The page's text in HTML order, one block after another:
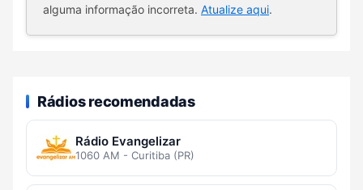
alguma informação incorreta. Atualize aqui.
Rádios recomendadas
Rádio Evangelizar
1060 AM - Curitiba (PR)